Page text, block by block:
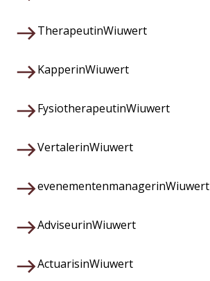
TherapeutinWiuwert
KapperinWiuwert
FysiotherapeutinWiuwert
VertalerinWiuwert
evenementenmanagerinWiuwert
AdviseurinWiuwert
ActuarisinWiuwert